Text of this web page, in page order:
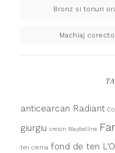
Bronz si tonuri
Machiaj
anticearcan Radiant
giurgiu creion Maybelline
ten crema fond de ten